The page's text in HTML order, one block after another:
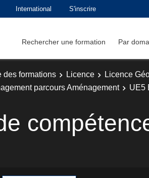
International S'inscrire
Rechercher une formation Par
des formations Licence
Licence
parcours Aménagement
UE5